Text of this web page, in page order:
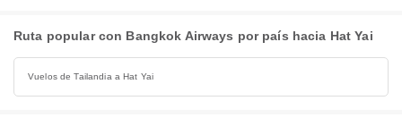
Ruta popular con Bangkok Airways por país hacia Hat Yai
Vuelos de Tailandia a Hat Yai